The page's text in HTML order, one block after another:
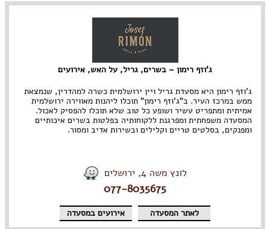
ג’וזף רימון – בשרים, גריל, על האש, אירועים
ג'וזף רימון היא מסעדת גריל ויין ירושלמית כשרה למהדרין, שנמצאת
ממש במרכז העיר. ב"ג'וזף רימון" תוכלו ליהנות מאווירה ירושלמית
אמיתית ומתפריט עשיר ושופע כל טוב שלא תוכלו להפסיק לאכול.
המסעדה משפחתית ומפרגנת ללקוחותיה בפלטות בשרים איכותיים
ומפנקים, בסלטים טריים וקלילים ובשירות אדיב ומסור.
לונץ משה 4, ירושלים
077-8035675
לאתר המסעדה אירועים במסעדה